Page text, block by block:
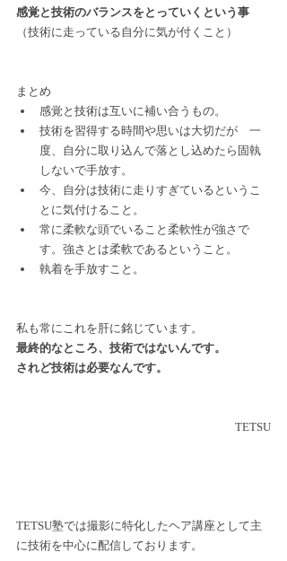
感覚と技術のバランスをとっていくという事
（技術に走っている自分に気が付くこと）
まとめ
感覚と技術は互いに補い合うもの。
技術を習得する時間や思いは大切だが　一
度、自分に取り込んで落とし込めたら固執
しないで手放す。
今、自分は技術に走りすぎているというこ
とに気付けること。
常に柔軟な頭でいること柔軟性が強さで
す。強さとは柔軟であるということ。
執着を手放すこと。
私も常にこれを肝に銘じています。
最終的なところ、技術ではないんです。
されど技術は必要なんです。
TETSU
TETSU塾では撮影に特化したヘア講座として主
に技術を中心に配信しております。